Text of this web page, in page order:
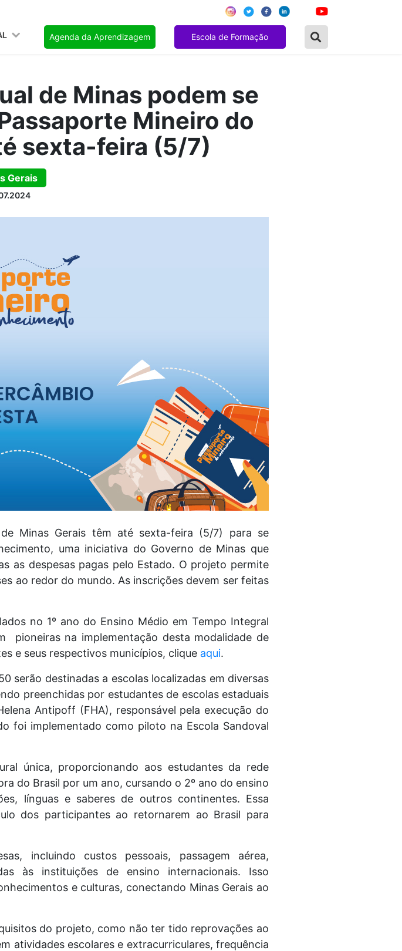
Agenda da Aprendizagem Escola de Formação
de Minas podem se
Mineiro do
sexta-feira (5/7)
Gerais
Minas Gerais têm até sexta-feira (5/7) para se
uma iniciativa do Governo de Minas que
as despesas pagas pelo Estado. O projeto permite
ao redor do mundo. As inscrições devem ser feitas
no 1º ano do Ensino Médio em Tempo Integral
pioneiras na implementação desta modalidade de
e seus respectivos municípios, clique aqui.
serão destinadas a escolas localizadas em diversas
preenchidas por estudantes de escolas estaduais
Antipoff (FHA), responsável pela execução do
foi implementado como piloto na Escola Sandoval
única, proporcionando aos estudantes da rede
do Brasil por um ano, cursando o 2º ano do ensino
línguas e saberes de outros continentes. Essa
dos participantes ao retornarem ao Brasil para
incluindo custos pessoais, passagem aérea,
às instituições de ensino internacionais. Isso
e culturas, conectando Minas Gerais ao
do projeto, como não ter tido reprovações ao
atividades escolares e extracurriculares, frequência